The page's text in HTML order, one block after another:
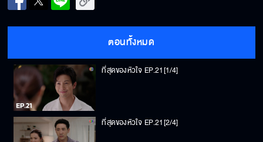
ตอนทั้งหมด
ที่สุดของหัวใจ EP.21[1/4]
ที่สุดของหัวใจ EP.21[2/4]